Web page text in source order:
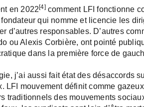
en 2022[4]comment LFI fonctionne
qui nomme et licencie les
d’autres responsables. D’autres
ou Alexis Corbière, ont pointé
dans la première force de
j’ai aussi fait état des désaccords
LFI mouvement définit comme
traditionnels des mouvements